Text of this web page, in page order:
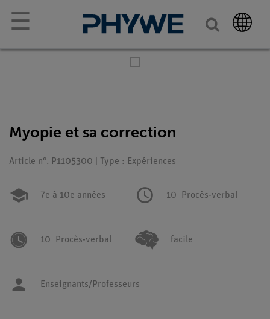
☰
Myopie et sa correction
Article n°. P1105300 | Type : Expériences
7e à 10e années 10 Procès-verbal
10 Procès-verbal facile
Enseignants/Professeurs